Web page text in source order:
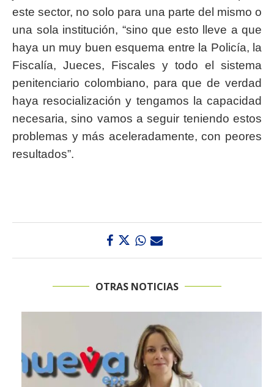
este sector, no solo para una parte del mismo o
una sola institución, “sino que esto lleve a que
haya un muy buen esquema entre la Policía, la
Fiscalía, Jueces, Fiscales y todo el sistema
penitenciario colombiano, para que de verdad
haya resocialización y tengamos la capacidad
necesaria, sino vamos a seguir teniendo estos
problemas y más aceleradamente, con peores
resultados”.
OTRAS NOTICIAS